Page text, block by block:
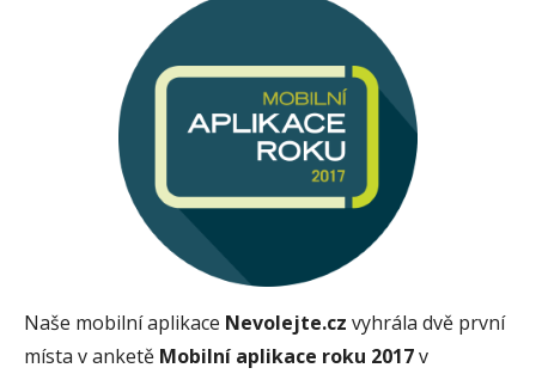
Naše mobilní aplikace Nevolejte.cz vyhrála dvě první
místa v anketě Mobilní aplikace roku 2017v